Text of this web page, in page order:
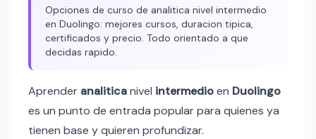
Opciones de curso de analitica nivel intermedio
en Duolingo: mejores cursos, duracion tipica,
certificados y precio. Todo orientado a que
decidas rapido.
Aprender analiticanivel intermedioen Duolingo
es un punto de entrada popular para quienes ya
tienen base y quieren profundizar.